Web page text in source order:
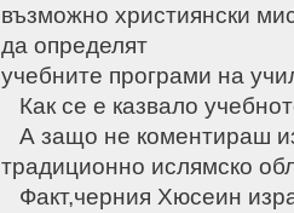
възможно християнски
да определят
учебните програми на
Как се е казвало
А защо не коментираш
традиционно ислямско
Факт,черния Хюсеин